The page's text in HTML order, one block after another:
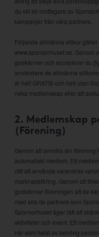
du vill bli mottagare av
kampanjer från våra partners.
Följande allmänna villkor
www.sponsorhuset.se. Genom
godkänner och accepterar du
användare de allmänna
är helt GRATIS och helt utan
neka medlemskap eller att
2. Medlemskap
(Förening)
Genom att anmäla sin
automatiskt medlem. Ett
rätt att använda varandras
marknadsföring. Genom att
godkänner föreningen att de
med alla de partners som
Sponsorhuset äger rätt att
aktiviteter och event. Ett
när som helst av behörig